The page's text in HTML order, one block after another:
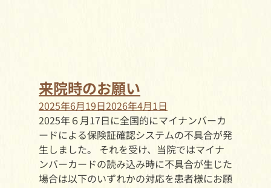
来院時のお願い
2025年6月19日2026年4月1日
2025年６月17日に全国的にマイナンバーカ
ードによる保険証確認システムの不具合が発
生しました。 それを受け、当院ではマイナ
ンバーカードの読み込み時に不具合が生じた
場合は以下のいずれかの対応を患者様にお願